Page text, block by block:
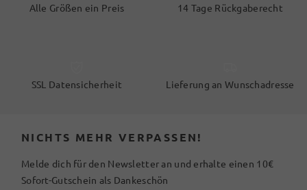
Alle Größen ein Preis 14 Tage Rückgaberecht
SSL Datensicherheit Lieferung an Wunschadresse
NICHTS MEHR VERPASSEN!
Melde dich für den Newsletter an und erhalte einen 10€
Sofort-Gutschein als Dankeschön